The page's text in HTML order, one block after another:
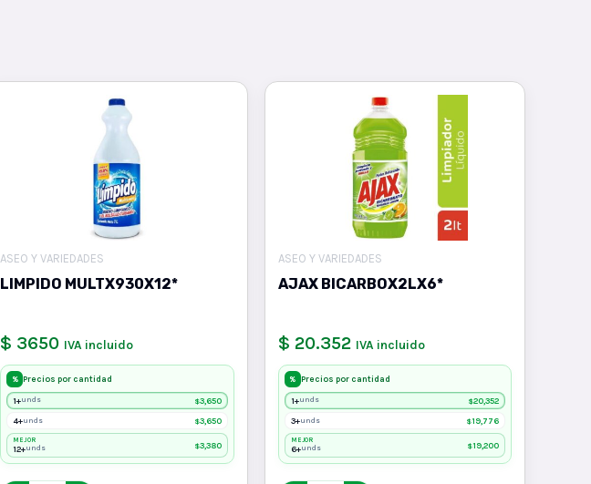
ASEO Y VARIEDADES
LIMPIDO MULTX930X12*
$ 3650 IVA incluido
% Precios por cantidad
1+unds $3,650
4+unds $3,650
MEJOR
12+unds $3,380
ASEO Y VARIEDADES
AJAX BICARBOX2LX6*
$ 20.352 IVA incluido
% Precios por cantidad
1+unds $20,352
3+unds $19,776
MEJOR
6+unds $19,200